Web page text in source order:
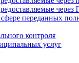
переданных
контроля
услуг